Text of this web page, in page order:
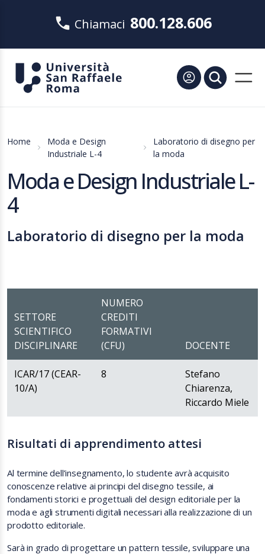
Chiamaci 800.128.606
Home
Moda e Design
Industriale L-4
Laboratorio di disegno per
la moda
Moda e Design Industriale L-
4
Laboratorio di disegno per la moda
SETTORE
SCIENTIFICO
DISCIPLINARE
NUMERO
CREDITI
FORMATIVI
(CFU)
DOCENTE
ICAR/17 (CEAR-
10/A)
8
Stefano
Chiarenza,
Riccardo Miele
Risultati di apprendimento attesi
Al termine dell’insegnamento, lo studente avrà acquisito
conoscenze relative ai principi del disegno tessile, ai
fondamenti storici e progettuali del design editoriale per la
moda e agli strumenti digitali necessari alla realizzazione di un
prodotto editoriale.
Sarà in grado di progettare un pattern tessile, sviluppare una